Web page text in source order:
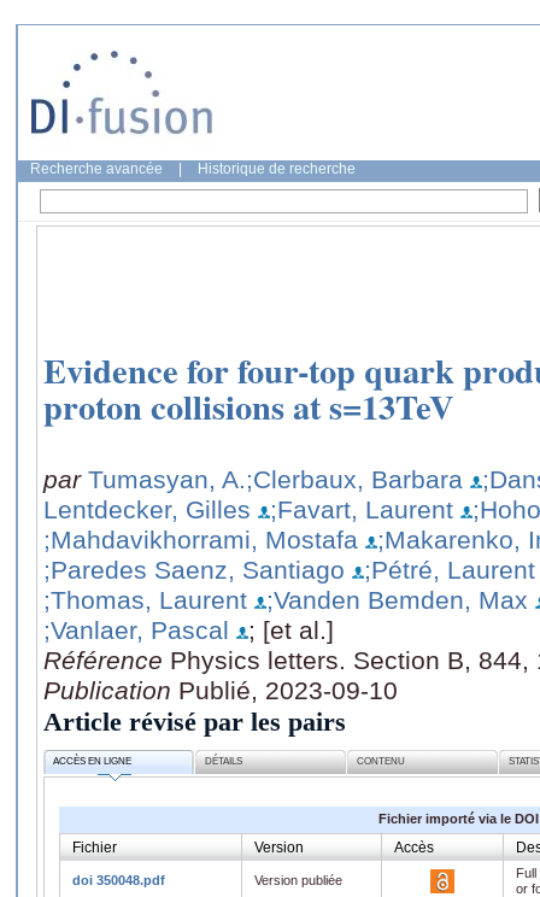
Recherche avancée Historique de recherche
Evidence for four-top quark
proton collisions at s=13TeV
par Tumasyan, A.;Clerbaux, Barbara
Lentdecker, Gilles
;Favart, Laurent
;Mahdavikhorrami, Mostafa
;Makarenko,
;Paredes Saenz, Santiago
;Pétré, Laurent
;Thomas, Laurent
;Vanden Bemden, Max
;Vanlaer, Pascal
; [et al.]
Référence Physics letters. Section B, 844,
Publication Publié, 2023-09-10
Article révisé par les pairs
ACCÈS EN LIGNE DÉTAILS CONTENU
Fichier importé via le DOI
Fichier Version Accès
doi 350048.pdf Version publiée
or